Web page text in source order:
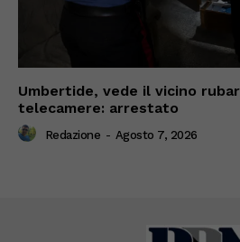
Umbertide, vede il vicino
telecamere: arrestato
Redazione - Agosto 7, 2026